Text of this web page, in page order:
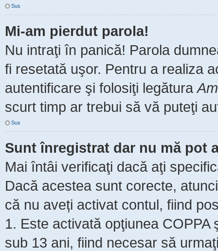
Sus
Mi-am pierdut parola!
Nu intraţi în panică! Parola
fi resetată uşor. Pentru a realiza
autentificare şi folosiţi legătura
scurt timp ar trebui să vă puteţi
Sus
Sunt înregistrat dar nu mă pot
Mai întâi verificaţi dacă aţi
Dacă acestea sunt corecte,
că nu aveți activat contul, fiind
1. Este activată opţiunea
sub 13 ani, fiind necesar să